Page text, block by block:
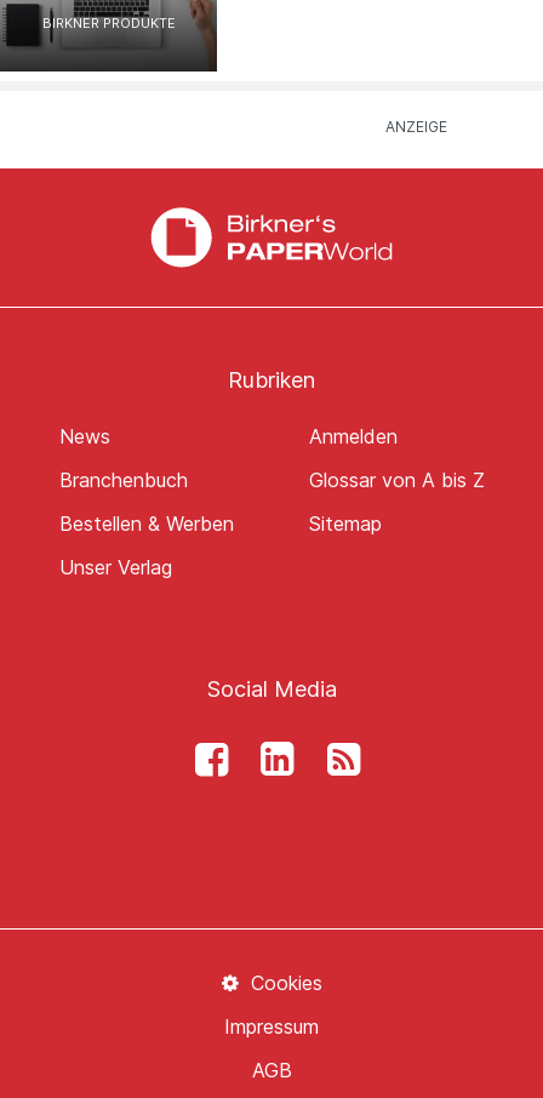
BIRKNER PRODUKTE
Rubriken
News
Branchenbuch
Bestellen & Werben
Unser Verlag
Anmelden
Glossar von A bis Z
Sitemap
Social Media
AGB
Impressum
Cookies